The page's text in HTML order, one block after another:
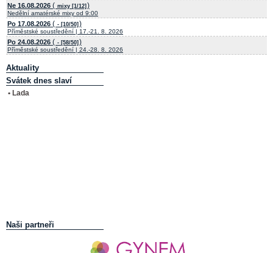
Ne 16.08.2026 ( mixy [1/12] )
Nedělní amatérské mixy od 9:00
Po 17.08.2026 ( - [10/50] )
Příměstské soustředění | 17.-21. 8. 2026
Po 24.08.2026 ( - [58/50] )
Příměstské soustředění | 24.-28. 8. 2026
Aktuality
Svátek dnes slaví
• Lada
Naši partneři